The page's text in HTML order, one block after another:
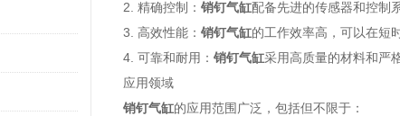
2. 精确控制： 销钉气缸配备先进的传感器和控制
3. 高效性能： 销钉气缸的工作效率高，可以在短
4. 可靠和耐用： 销钉气缸采用高质量的材料和严
应用领域
销钉气缸的应用范围广泛，包括但不限于：